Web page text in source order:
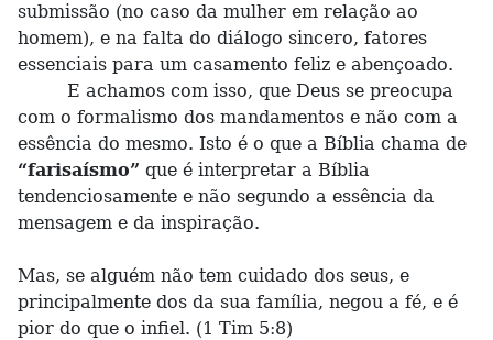
submissão (no caso da mulher em relação ao
homem), e na falta do diálogo sincero, fatores
essenciais para um casamento feliz e abençoado.
E achamos com isso, que Deus se preocupa
com o formalismo dos mandamentos e não com a
essência do mesmo. Isto é o que a Bíblia chama de
“farisaísmo” que é interpretar a Bíblia
tendenciosamente e não segundo a essência da
mensagem e da inspiração.
Mas, se alguém não tem cuidado dos seus, e
principalmente dos da sua família, negou a fé, e é
pior do que o infiel. (1 Tim 5:8)